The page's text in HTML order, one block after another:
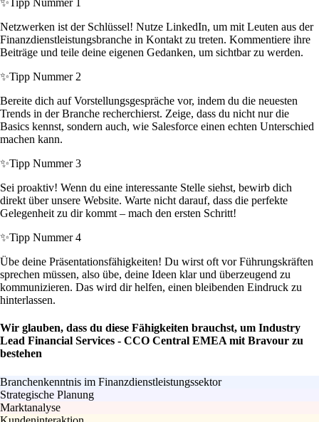
✨Tipp Nummer 1
Netzwerken ist der Schlüssel! Nutze LinkedIn, um mit Leuten aus der
Finanzdienstleistungsbranche in Kontakt zu treten. Kommentiere ihre
Beiträge und teile deine eigenen Gedanken, um sichtbar zu werden.
✨Tipp Nummer 2
Bereite dich auf Vorstellungsgespräche vor, indem du die neuesten
Trends in der Branche recherchierst. Zeige, dass du nicht nur die
Basics kennst, sondern auch, wie Salesforce einen echten Unterschied
machen kann.
✨Tipp Nummer 3
Sei proaktiv! Wenn du eine interessante Stelle siehst, bewirb dich
direkt über unsere Website. Warte nicht darauf, dass die perfekte
Gelegenheit zu dir kommt – mach den ersten Schritt!
✨Tipp Nummer 4
Übe deine Präsentationsfähigkeiten! Du wirst oft vor Führungskräften
sprechen müssen, also übe, deine Ideen klar und überzeugend zu
kommunizieren. Das wird dir helfen, einen bleibenden Eindruck zu
hinterlassen.
Wir glauben, dass du diese Fähigkeiten brauchst, um Industry
Lead Financial Services - CCO Central EMEA mit Bravour zu
bestehen
Branchenkenntnis im Finanzdienstleistungssektor
Strategische Planung
Marktanalyse